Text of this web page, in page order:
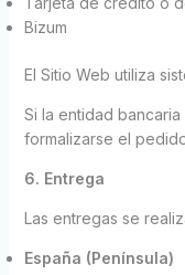
Bizum
El Sitio Web utiliza
Si la entidad
formalizarse el
6. Entrega
Las entregas se
España (Península)